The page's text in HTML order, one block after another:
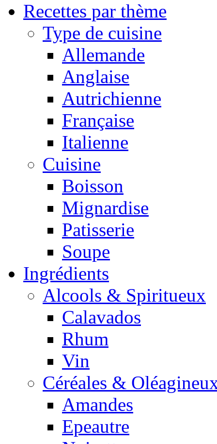
Recettes par thème
Type de cuisine
Allemande
Anglaise
Autrichienne
Française
Italienne
Cuisine
Boisson
Mignardise
Patisserie
Soupe
Ingrédients
Alcools & Spiritueux
Calavados
Rhum
Vin
Céréales &
Amandes
Epeautre